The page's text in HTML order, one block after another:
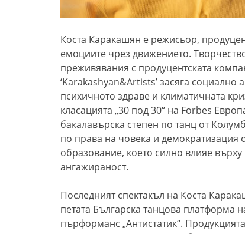
Коста Каракашян е режисьор,
емоциите чрез движението.
преживявания с продуцентската
‘Karakashyan&Artists’ засяга
психичното здраве и климатичната
класацията „30 под 30“ на Forbes
бакалавърска степен по танц от
по права на човека и демократизация
образование, което силно влияе
ангажираност.
Последният спектакъл на Коста
петата Българска танцова платформа
пърформанс „Антистатик“.